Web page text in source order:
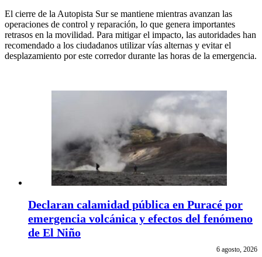
El cierre de la Autopista Sur se mantiene mientras avanzan las
operaciones de control y reparación, lo que genera importantes
retrasos en la movilidad. Para mitigar el impacto, las autoridades han
recomendado a los ciudadanos utilizar vías alternas y evitar el
desplazamiento por este corredor durante las horas de la emergencia.
Declaran calamidad pública en Puracé por
emergencia volcánica y efectos del fenómeno
de El Niño
6 agosto, 2026